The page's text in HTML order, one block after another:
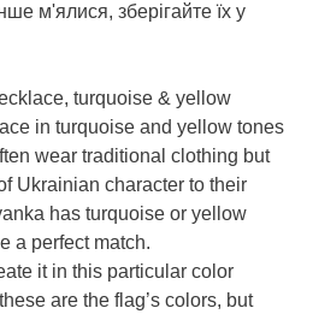
м'ялися, зберігайте їх у
turquoise & yellow
in turquoise and yellow tones
wear traditional clothing but
Ukrainian character to their
has turquoise or yellow
a perfect match.
it in this particular color
are the flag’s colors, but